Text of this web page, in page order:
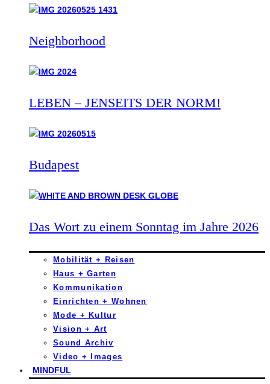
Neighborhood
LEBEN – JENSEITS DER NORM!
Budapest
Das Wort zu einem Sonntag im Jahre 2026
Mobilität + Reisen
Haus + Garten
Kommunikation
Einrichten + Wohnen
Mode + Kultur
Vision + Art
Sound Archiv
Video + Images
MINDFUL